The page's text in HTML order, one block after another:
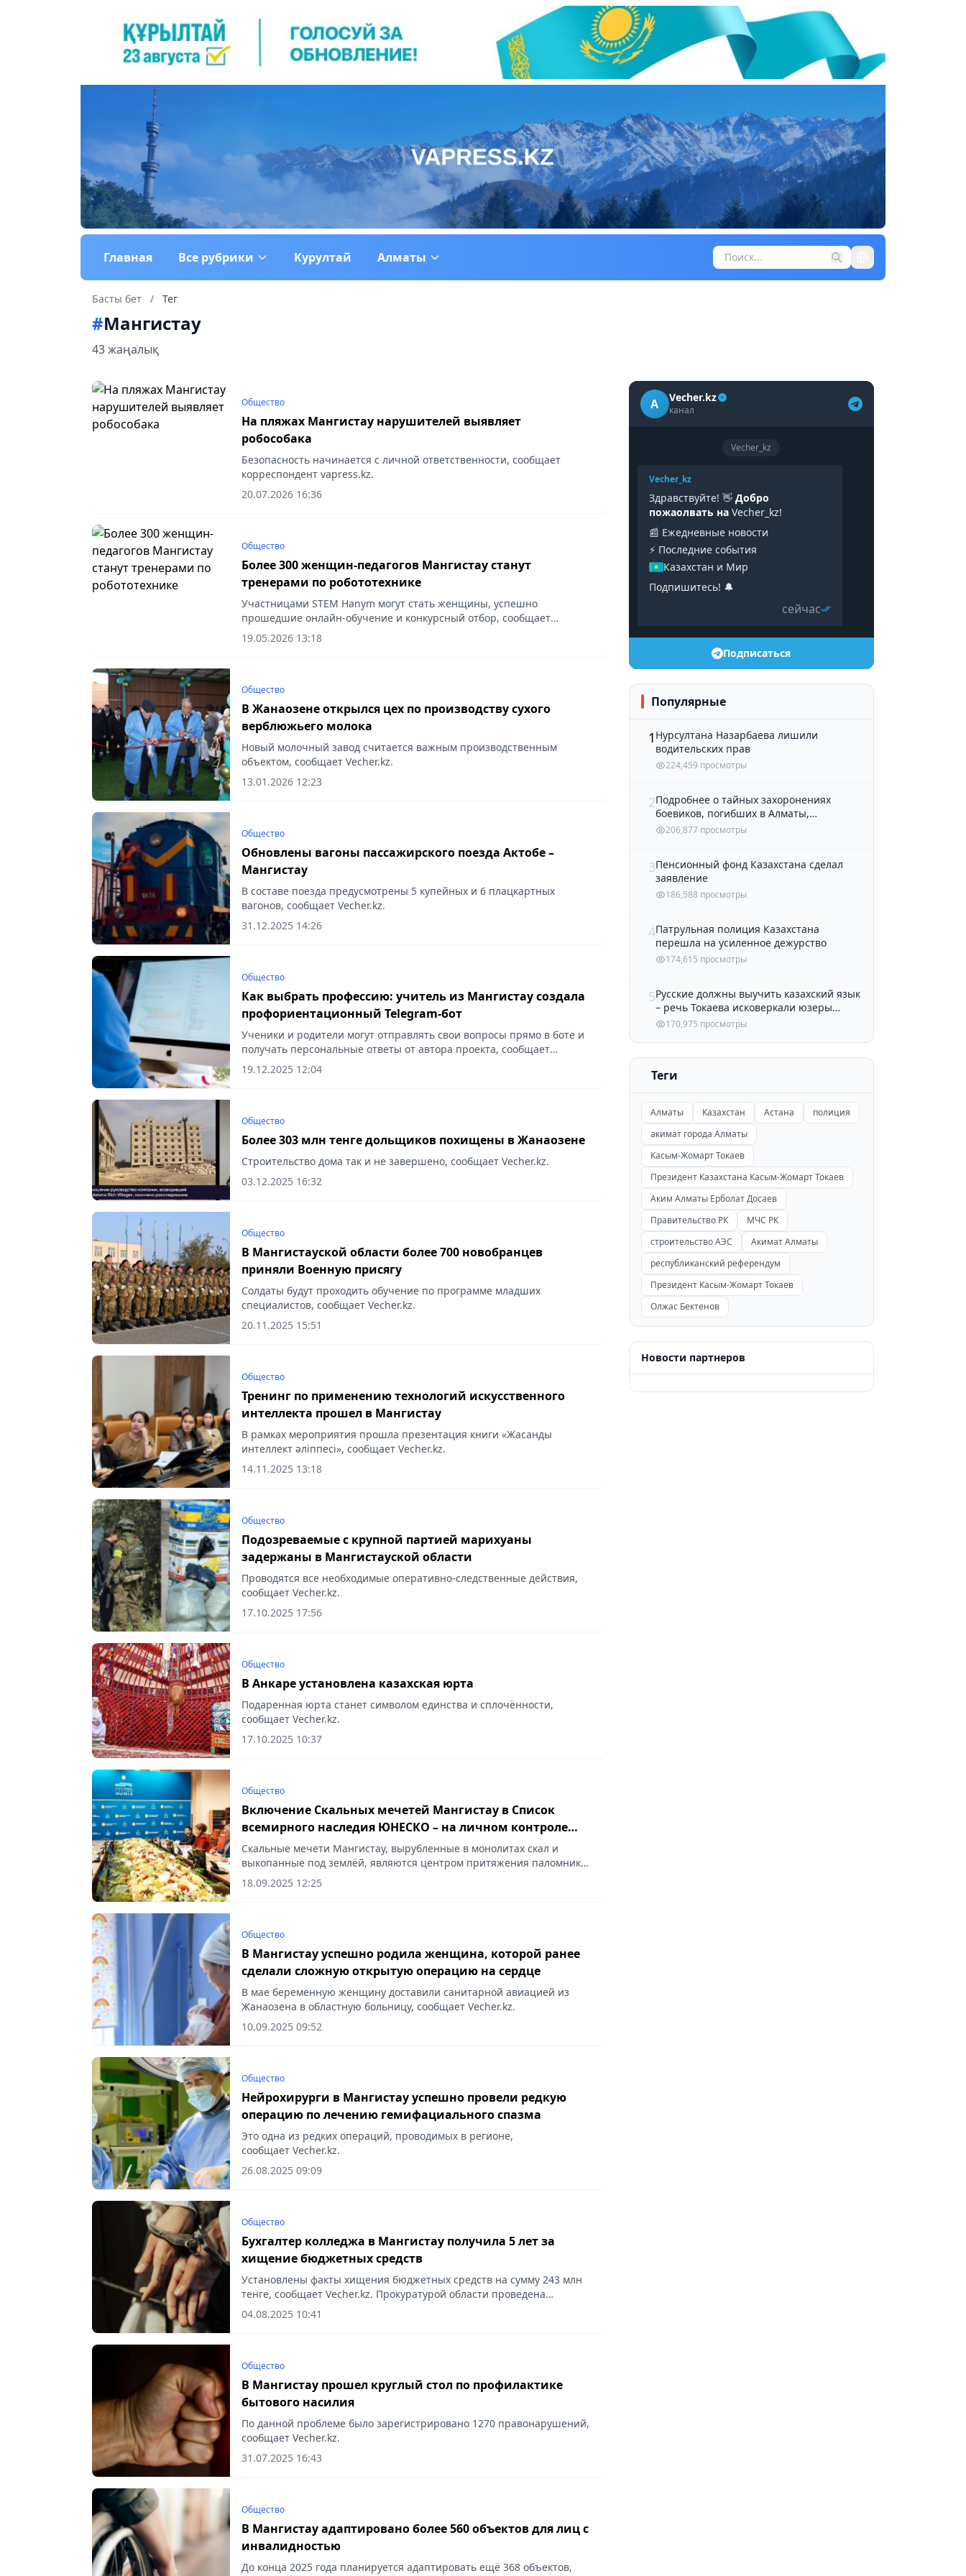
Главная Все рубрики Курултай Алматы
Басты бет / Тег
#Мангистау
43 жаңалық
Общество
На пляжах Мангистау нарушителей выявляет
робособака
Безопасность начинается с личной ответственности, сообщает
корреспондент vapress.kz.
20.07.2026 16:36
Общество
Более 300 женщин-педагогов Мангистау станут
тренерами по робототехнике
Участницами STEM Hanym могут стать женщины, успешно
прошедшие онлайн-обучение и конкурсный отбор, сообщает
vecher.kz.
19.05.2026 13:18
Общество
В Жанаозене открылся цех по производству сухого
верблюжьего молока
Новый молочный завод считается важным производственным
объектом, сообщает Vecher.kz.
13.01.2026 12:23
Общество
Обновлены вагоны пассажирского поезда Актобе –
Мангистау
В составе поезда предусмотрены 5 купейных и 6 плацкартных
вагонов, сообщает Vecher.kz.
31.12.2025 14:26
Общество
Как выбрать профессию: учитель из Мангистау создала
профориентационный Telegram-бот
Ученики и родители могут отправлять свои вопросы прямо в боте и
получать персональные ответы от автора проекта, сообщает
Vecher.kz.
19.12.2025 12:04
Общество
Более 303 млн тенге дольщиков похищены в Жанаозене
Строительство дома так и не завершено, сообщает Vecher.kz.
03.12.2025 16:32
Общество
В Мангистауской области более 700 новобранцев
приняли Военную присягу
Солдаты будут проходить обучение по программе младших
специалистов, сообщает Vecher.kz.
20.11.2025 15:51
Общество
Тренинг по применению технологий искусственного
интеллекта прошел в Мангистау
В рамках мероприятия прошла презентация книги «Жасанды
интеллект әліппесі», сообщает Vecher.kz.
14.11.2025 13:18
Общество
Подозреваемые с крупной партией марихуаны
задержаны в Мангистауской области
Проводятся все необходимые оперативно-следственные действия,
сообщает Vecher.kz.
17.10.2025 17:56
Общество
В Анкаре установлена казахская юрта
Подаренная юрта станет символом единства и сплочённости,
сообщает Vecher.kz.
17.10.2025 10:37
Общество
Включение Скальных мечетей Мангистау в Список
всемирного наследия ЮНЕСКО – на личном контроле
Президента
Скальные мечети Мангистау, вырубленные в монолитах скал и
выкопанные под землёй, являются центром притяжения паломников
и туристов, сообщает Vecher.kz.
18.09.2025 12:25
Общество
В Мангистау успешно родила женщина, которой ранее
сделали сложную открытую операцию на сердце
В мае беременную женщину доставили санитарной авиацией из
Жанаозена в областную больницу, сообщает Vecher.kz.
10.09.2025 09:52
Общество
Нейрохирурги в Мангистау успешно провели редкую
операцию по лечению гемифациального спазма
Это одна из редких операций, проводимых в регионе,
сообщает Vecher.kz.
26.08.2025 09:09
Общество
Бухгалтер колледжа в Мангистау получила 5 лет за
хищение бюджетных средств
Установлены факты хищения бюджетных средств на сумму 243 млн
тенге, сообщает Vecher.kz. Прокуратурой области проведена
проверка в деятельности Мангистауского технического колледжа.
04.08.2025 10:41
Общество
В Мангистау прошел круглый стол по профилактике
бытового насилия
По данной проблеме было зарегистрировано 1270 правонарушений,
сообщает Vecher.kz.
31.07.2025 16:43
Общество
В Мангистау адаптировано более 560 объектов для лиц с
инвалидностью
До конца 2025 года планируется адаптировать ещё 368 объектов,
A Vecher.kz
канал
Vecher_kz
Vecher_kz
Здравствуйте! 👋 Добро
пожаолвать наVecher_kz!
📰 Ежедневные новости
⚡️ Последние события
Казахстан и Мир
Подпишитесь! 🔔
сейчас
Подписаться
Популярные
1 Нурсултана Назарбаева лишили
водительских прав
224,459 просмотры
2Подробнее о тайных захоронениях
боевиков, погибших в Алматы,
рассказали в полиции
206,877 просмотры
3Пенсионный фонд Казахстана сделал
заявление
186,588 просмотры
4Патрульная полиция Казахстана
перешла на усиленное дежурство
174,615 просмотры
5Русские должны выучить казахский язык
– речь Токаева исковеркали юзеры
Казнета
170,975 просмотры
Теги
Алматы Казахстан Астана
полиция
акимат города Алматы
Касым-Жомарт Токаев
Президент Казахстана Касым-Жомарт Токаев
Аким Алматы Ерболат Досаев
Правительство РК
МЧС РК
строительство АЭС
Акимат Алматы
республиканский референдум
Президент Касым-Жомарт Токаев
Олжас Бектенов
Новости партнеров